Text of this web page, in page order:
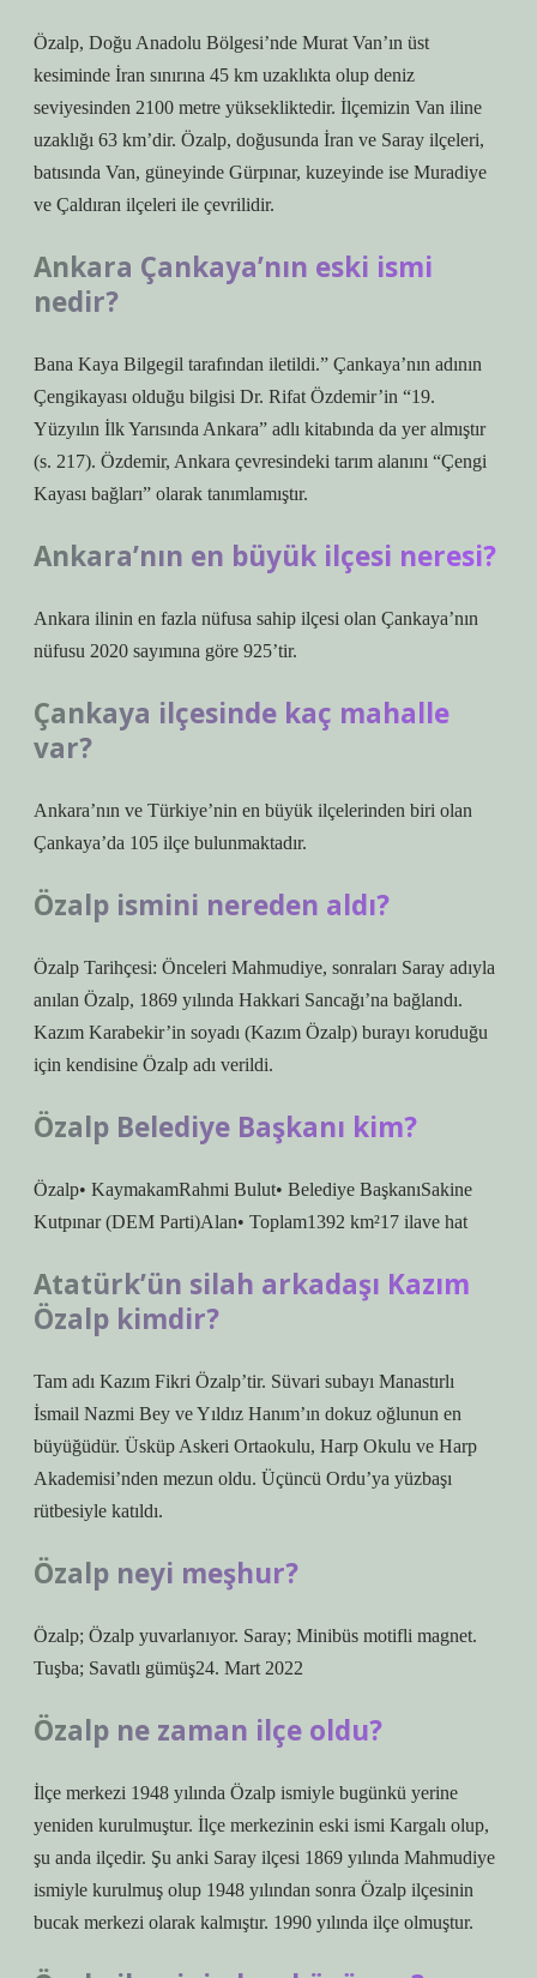
Özalp, Doğu Anadolu Bölgesi’nde Murat Van’ın üst
kesiminde İran sınırına 45 km uzaklıkta olup deniz
seviyesinden 2100 metre yüksekliktedir. İlçemizin Van iline
uzaklığı 63 km’dir. Özalp, doğusunda İran ve Saray ilçeleri,
batısında Van, güneyinde Gürpınar, kuzeyinde ise Muradiye
ve Çaldıran ilçeleri ile çevrilidir.
Ankara Çankaya’nın eski ismi
nedir?
Bana Kaya Bilgegil tarafından iletildi.” Çankaya’nın adının
Çengikayası olduğu bilgisi Dr. Rifat Özdemir’in “19.
Yüzyılın İlk Yarısında Ankara” adlı kitabında da yer almıştır
(s. 217). Özdemir, Ankara çevresindeki tarım alanını “Çengi
Kayası bağları” olarak tanımlamıştır.
Ankara’nın en büyük ilçesi neresi?
Ankara ilinin en fazla nüfusa sahip ilçesi olan Çankaya’nın
nüfusu 2020 sayımına göre 925’tir.
Çankaya ilçesinde kaç mahalle
var?
Ankara’nın ve Türkiye’nin en büyük ilçelerinden biri olan
Çankaya’da 105 ilçe bulunmaktadır.
Özalp ismini nereden aldı?
Özalp Tarihçesi: Önceleri Mahmudiye, sonraları Saray adıyla
anılan Özalp, 1869 yılında Hakkari Sancağı’na bağlandı.
Kazım Karabekir’in soyadı (Kazım Özalp) burayı koruduğu
için kendisine Özalp adı verildi.
Özalp Belediye Başkanı kim?
Özalp• KaymakamRahmi Bulut• Belediye BaşkanıSakine
Kutpınar (DEM Parti)Alan• Toplam1392 km²17 ilave hat
Atatürk’ün silah arkadaşı Kazım
Özalp kimdir?
Tam adı Kazım Fikri Özalp’tir. Süvari subayı Manastırlı
İsmail Nazmi Bey ve Yıldız Hanım’ın dokuz oğlunun en
büyüğüdür. Üsküp Askeri Ortaokulu, Harp Okulu ve Harp
Akademisi’nden mezun oldu. Üçüncü Ordu’ya yüzbaşı
rütbesiyle katıldı.
Özalp neyi meşhur?
Özalp; Özalp yuvarlanıyor. Saray; Minibüs motifli magnet.
Tuşba; Savatlı gümüş24. Mart 2022
Özalp ne zaman ilçe oldu?
İlçe merkezi 1948 yılında Özalp ismiyle bugünkü yerine
yeniden kurulmuştur. İlçe merkezinin eski ismi Kargalı olup,
şu anda ilçedir. Şu anki Saray ilçesi 1869 yılında Mahmudiye
ismiyle kurulmuş olup 1948 yılından sonra Özalp ilçesinin
bucak merkezi olarak kalmıştır. 1990 yılında ilçe olmuştur.